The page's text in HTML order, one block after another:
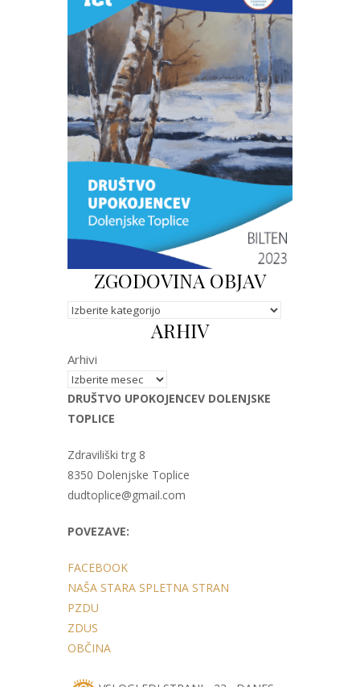
ZGODOVINA OBJAV
Kategorije
ARHIV
Arhivi
DRUŠTVO UPOKOJENCEV DOLENJSKE
TOPLICE
Zdraviliški trg 8
8350 Dolenjske Toplice
dudtoplice@gmail.com
POVEZAVE:
FACEBOOK
NAŠA STARA SPLETNA STRAN
PZDU
ZDUS
OBČINA